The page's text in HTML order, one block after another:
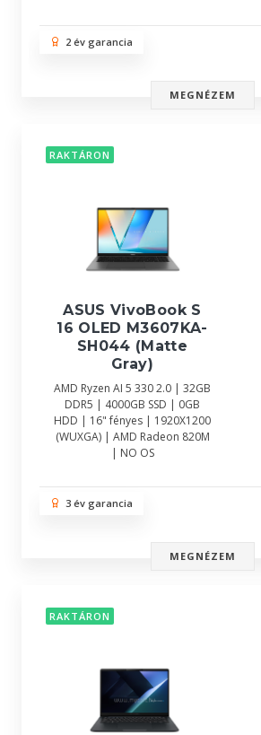
2 év garancia
MEGNÉZEM
RAKTÁRON
ASUS VivoBook S
16 OLED M3607KA-
SH044 (Matte
Gray)
AMD Ryzen AI 5 330 2.0 | 32GB
DDR5 | 4000GB SSD | 0GB
HDD | 16" fényes | 1920X1200
(WUXGA) | AMD Radeon 820M
| NO OS
3 év garancia
MEGNÉZEM
RAKTÁRON